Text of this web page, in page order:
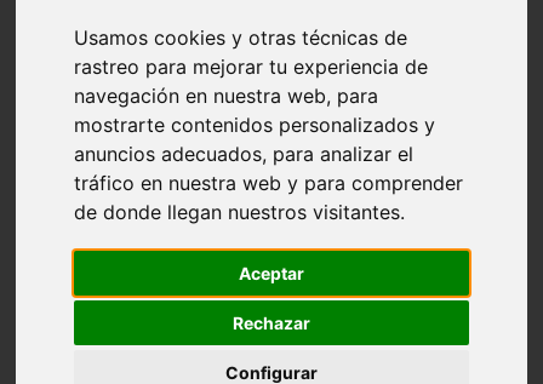
Usamos cookies y otras técnicas de
rastreo para mejorar tu experiencia de
navegación en nuestra web, para
mostrarte contenidos personalizados y
anuncios adecuados, para analizar el
tráfico en nuestra web y para comprender
de donde llegan nuestros visitantes.
Aceptar
Rechazar
Configurar
accesorios
peluquer a canina
complementos
consejos
comportamiento
protagonistas
reptiles
adopci n
acuario
comercios